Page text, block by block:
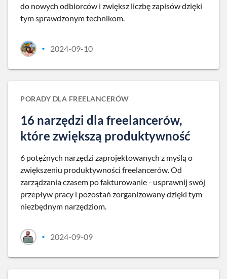
do nowych odbiorców i zwiększ liczbę zapisów dzięki
tym sprawdzonym technikom.
• 2024-09-10
PORADY DLA FREELANCERÓW
16 narzędzi dla freelancerów,
które zwiększą produktywność
6 potężnych narzędzi zaprojektowanych z myślą o
zwiększeniu produktywności freelancerów. Od
zarządzania czasem po fakturowanie - usprawnij swój
przepływ pracy i pozostań zorganizowany dzięki tym
niezbędnym narzędziom.
• 2024-09-09